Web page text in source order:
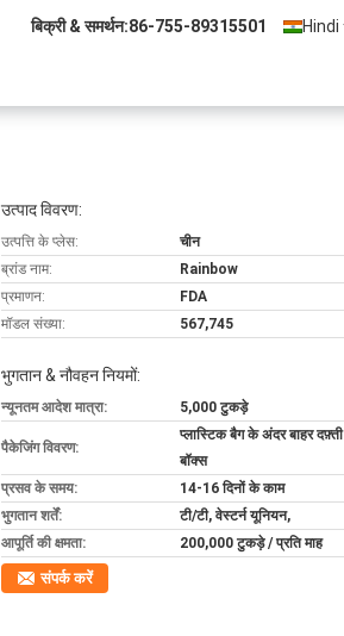
Hindi
बिक्री & समर्थन:86-755-89315501
उत्पाद विवरण:
उत्पत्ति के प्लेस:
चीन
ब्रांड नाम:
Rainbow
प्रमाणन:
FDA
मॉडल संख्या:
567,745
भुगतान & नौवहन नियमों:
न्यूनतम आदेश मात्रा: 5,000 टुकड़े
पैकेजिंग विवरण:
प्लास्टिक बैग के अंदर बाहर दफ़्ती
बॉक्स
प्रसव के समय:
14-16 दिनों के काम
भुगतान शर्तें:
टी/टी, वेस्टर्न यूनियन,
आपूर्ति की क्षमता:
200,000 टुकड़े / प्रति माह
संपर्क करें